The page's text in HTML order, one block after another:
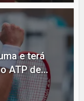
e terá
ATP de...